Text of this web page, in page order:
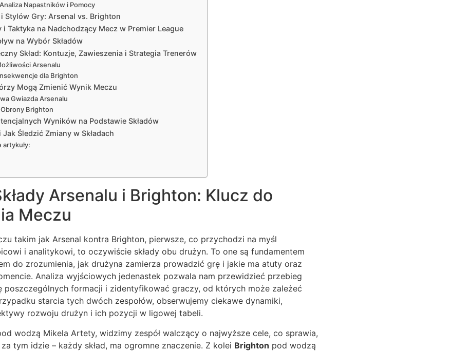
Napastników i Pomocy
Stylów Gry: Arsenal vs. Brighton
i Taktyka na Nadchodzący Mecz w Premier League
na Wybór Składów
Skład: Kontuzje, Zawieszenia i Strategia Trenerów
Arsenalu
dla Brighton
Mogą Zmienić Wynik Meczu
Gwiazda Arsenalu
Brighton
Wyników na Podstawie Składów
Śledzić Zmiany w Składach
Arsenalu i Brighton: Klucz do
Meczu
takim jak Arsenal kontra Brighton, pierwsze, co przychodzi na myśl
i analitykowi, to oczywiście składy obu drużyn. To one są fundamentem
do zrozumienia, jak drużyna zamierza prowadzić grę i jakie ma atuty oraz
Analiza wyjściowych jedenastek pozwala nam przewidzieć przebieg
poszczególnych formacji i zidentyfikować graczy, od których może zależeć
starcia tych dwóch zespołów, obserwujemy ciekawe dynamiki,
rozwoju drużyn i ich pozycji w ligowej tabeli.
wodzą Mikela Artety, widzimy zespół walczący o najwyższe cele, co sprawia,
tym idzie – każdy skład, ma ogromne znaczenie. Z kolei Brighton pod wodzą